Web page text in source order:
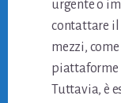
urgente o
contattare
mezzi,
piattaforme
Tuttavia, è